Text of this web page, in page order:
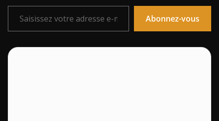
Saisissez votre adresse e-mail…
Abonnez-vous